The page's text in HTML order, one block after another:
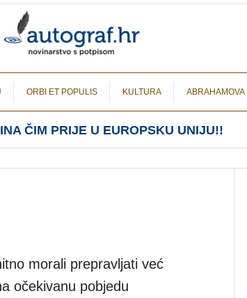
ORBI ET POPULIS KULTURA ABRAHAMOVA
ČIM PRIJE U EUROPSKU UNIJU!!
morali prepravljati već
očekivanu pobjedu